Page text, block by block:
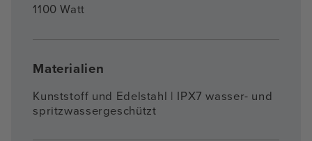
1100 Watt
Materialien
Kunststoff und Edelstahl | IPX7 wasser- und
spritzwassergeschützt